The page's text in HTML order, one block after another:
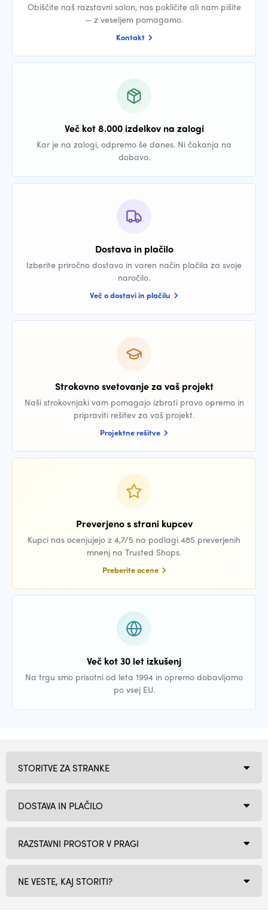
Obiščite naš razstavni salon, nas pokličite ali nam pišite
— z veseljem pomagamo.
Kontakt
Več kot 8.000 izdelkov na zalogi
Kar je na zalogi, odpremo še danes. Ni čakanja na
dobavo.
Dostava in plačilo
Izberite priročno dostavo in varen način plačila za svoje
naročilo.
Več o dostavi in plačilu
Strokovno svetovanje za vaš projekt
Naši strokovnjaki vam pomagajo izbrati pravo opremo in
pripraviti rešitev za vaš projekt.
Projektne rešitve
Preverjeno s strani kupcev
Kupci nas ocenjujejo z 4,7/5 na podlagi 485 preverjenih
mnenj na Trusted Shops.
Preberite ocene
Več kot 30 let izkušenj
Na trgu smo prisotni od leta 1994 in opremo dobavljamo
po vsej EU.
RAZSTAVNI PROSTOR V PRAGI
NE VESTE, KAJ STORITI?
STORITVE ZA STRANKE
DOSTAVA IN PLAČILO